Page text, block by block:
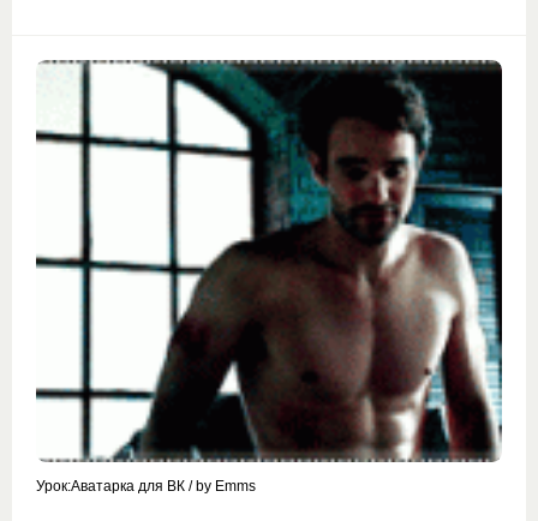
Урок:Аватарка для ВК / by Emms